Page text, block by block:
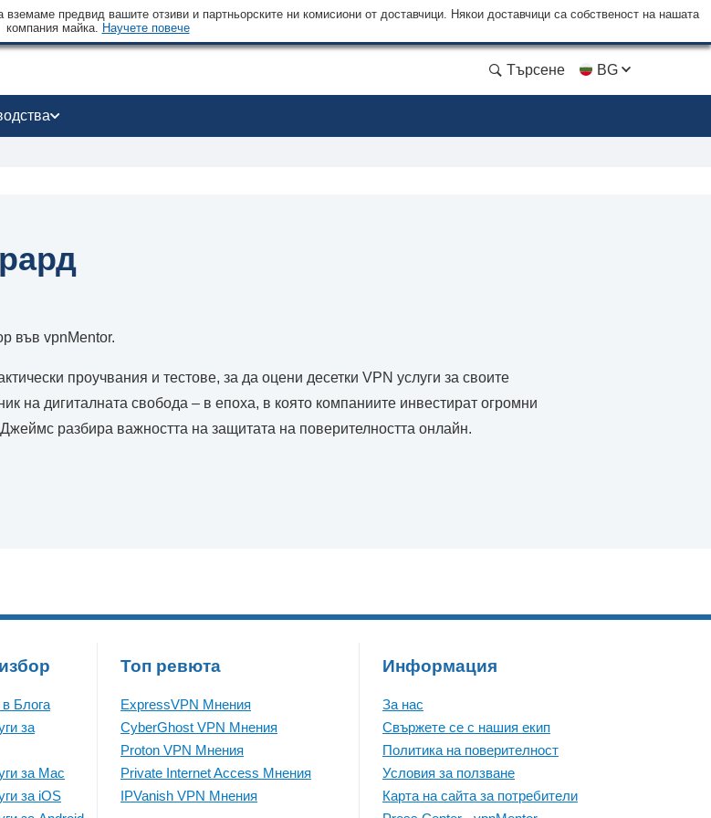
предвид вашите отзиви и партньорските ни комисиони от доставчици. Някои доставчици са собственост на нашата
компания майка. Научете повече
Търсене BG
във vpnMentor.
проучвания и тестове, за да оцени десетки VPN услуги за своите
на дигиталната свобода – в епоха, в която компаниите инвестират огромни
разбира важността на защитата на поверителността онлайн.
Блога
за
за Mac
за iOS
Топ ревюта
ExpressVPN Mнения
CyberGhost VPN Mнения
Proton VPN Mнения
Private Internet Access Mнения
IPVanish VPN Mнения
Информация
За нас
Свържете се с нашия екип
Политика на поверителност
Условия за ползване
Карта на сайта за потребители